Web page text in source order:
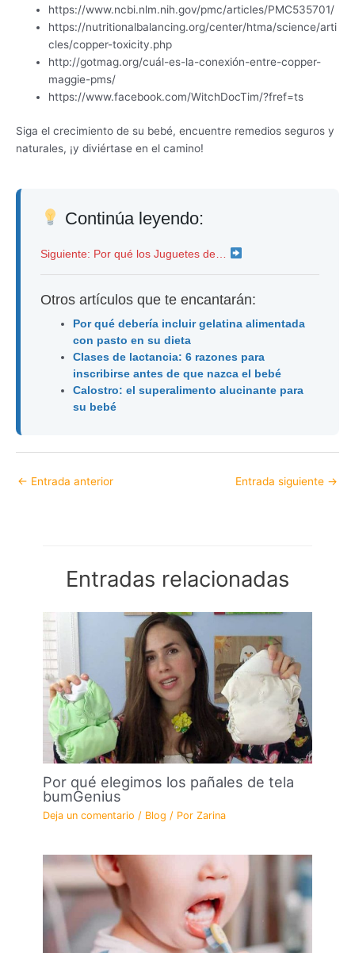
https://www.ncbi.nlm.nih.gov/pmc/articles/PMC535701/
https://nutritionalbalancing.org/center/htma/science/arti
cles/copper-toxicity.php
http://gotmag.org/cuál-es-la-conexión-entre-copper-
maggie-pms/
https://www.facebook.com/WitchDocTim/?fref=ts
Siga el crecimiento de su bebé, encuentre remedios seguros y
naturales, ¡y diviértase en el camino!
Continúa leyendo:
Siguiente: Por qué los Juguetes de…
Otros artículos que te encantarán:
Por qué debería incluir gelatina alimentada
con pasto en su dieta
Clases de lactancia: 6 razones para
inscribirse antes de que nazca el bebé
Calostro: el superalimento alucinante para
su bebé
← Entrada anterior Entrada siguiente →
Entradas relacionadas
Por qué elegimos los pañales de tela
bumGenius
Deja un comentario / Blog / PorZarina